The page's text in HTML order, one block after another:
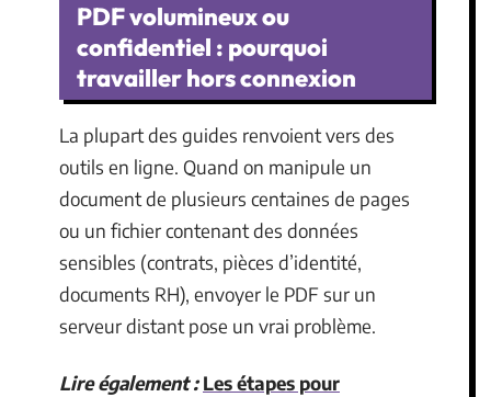
PDF volumineux ou
confidentiel : pourquoi
travailler hors connexion
La plupart des guides renvoient vers des
outils en ligne. Quand on manipule un
document de plusieurs centaines de pages
ou un fichier contenant des données
sensibles (contrats, pièces d’identité,
documents RH), envoyer le PDF sur un
serveur distant pose un vrai problème.
Lire également : Les étapes pour